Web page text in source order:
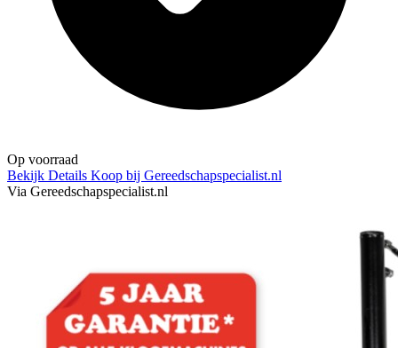
Op voorraad
Bekijk Details Koop bij Gereedschapspecialist.nl
Via Gereedschapspecialist.nl